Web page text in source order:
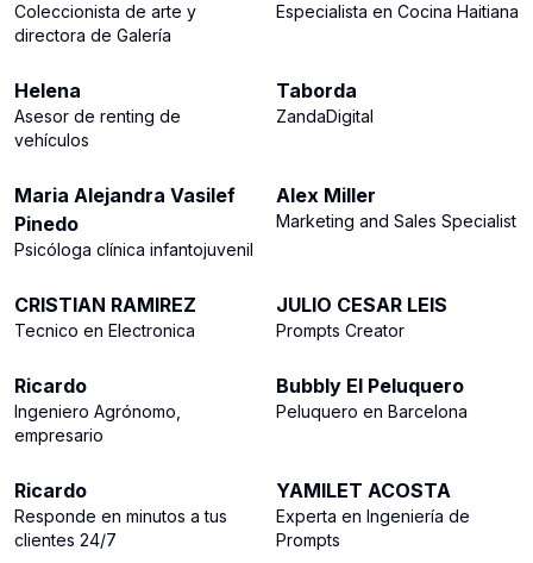
Coleccionista de arte y
directora de Galería
Especialista en Cocina Haitiana
Helena
Asesor de renting de
vehículos
Taborda
ZandaDigital
Maria Alejandra Vasilef
Pinedo
Psicóloga clínica infantojuvenil
Alex Miller
Marketing and Sales Specialist
39
CRISTIAN RAMIREZ
Tecnico en Electronica
JULIO CESAR LEIS
Prompts Creator
Ricardo
Ingeniero Agrónomo,
empresario
Bubbly El Peluquero
Peluquero en Barcelona
Ricardo
Responde en minutos a tus
clientes 24/7
YAMILET ACOSTA
Experta en Ingeniería de
Prompts